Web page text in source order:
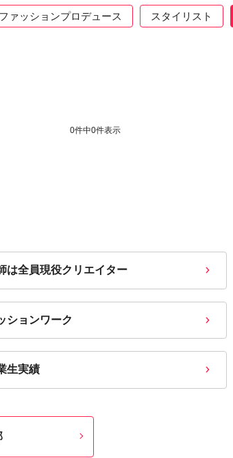
ファッションプロデュース スタイリスト
0件中0件表示
は全員現役クリエイター
ションワーク
生実績